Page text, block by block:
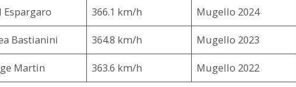
Espargaro 366.1 km/h Mugello 2024
Bastianini 364.8 km/h Mugello 2023
Martin 363.6 km/h Mugello 2022